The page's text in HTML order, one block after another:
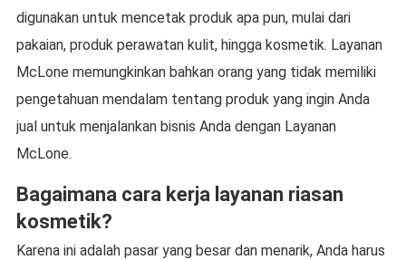
digunakan untuk mencetak produk apa pun, mulai dari
pakaian, produk perawatan kulit, hingga kosmetik. Layanan
McLone memungkinkan bahkan orang yang tidak memiliki
pengetahuan mendalam tentang produk yang ingin Anda
jual untuk menjalankan bisnis Anda dengan Layanan
McLone.
Bagaimana cara kerja layanan riasan
kosmetik?
Karena ini adalah pasar yang besar dan menarik, Anda harus